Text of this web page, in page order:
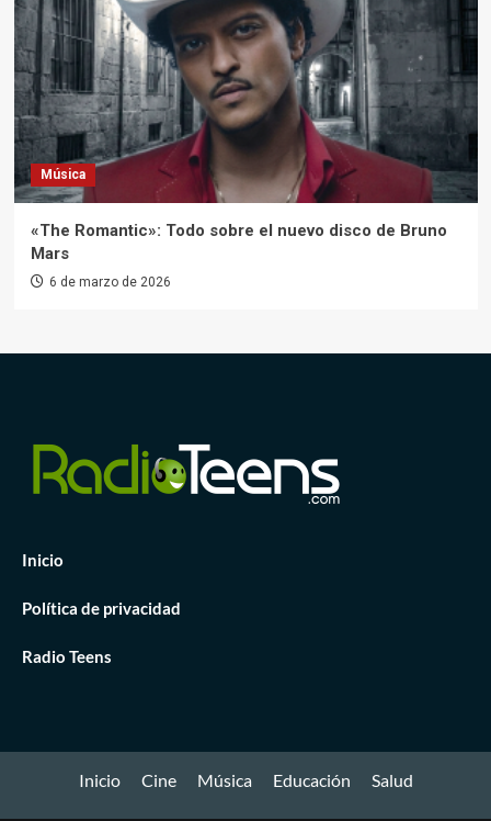
Música
«The Romantic»: Todo sobre el nuevo disco de Bruno
Mars
6 de marzo de 2026
Inicio
Política de privacidad
Radio Teens
Inicio Cine Música Educación Salud